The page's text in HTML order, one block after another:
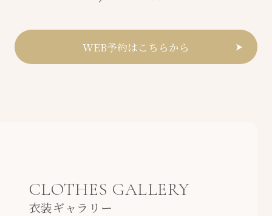
WEB予約はこちらから
CLOTHES GALLERY
衣装ギャラリー